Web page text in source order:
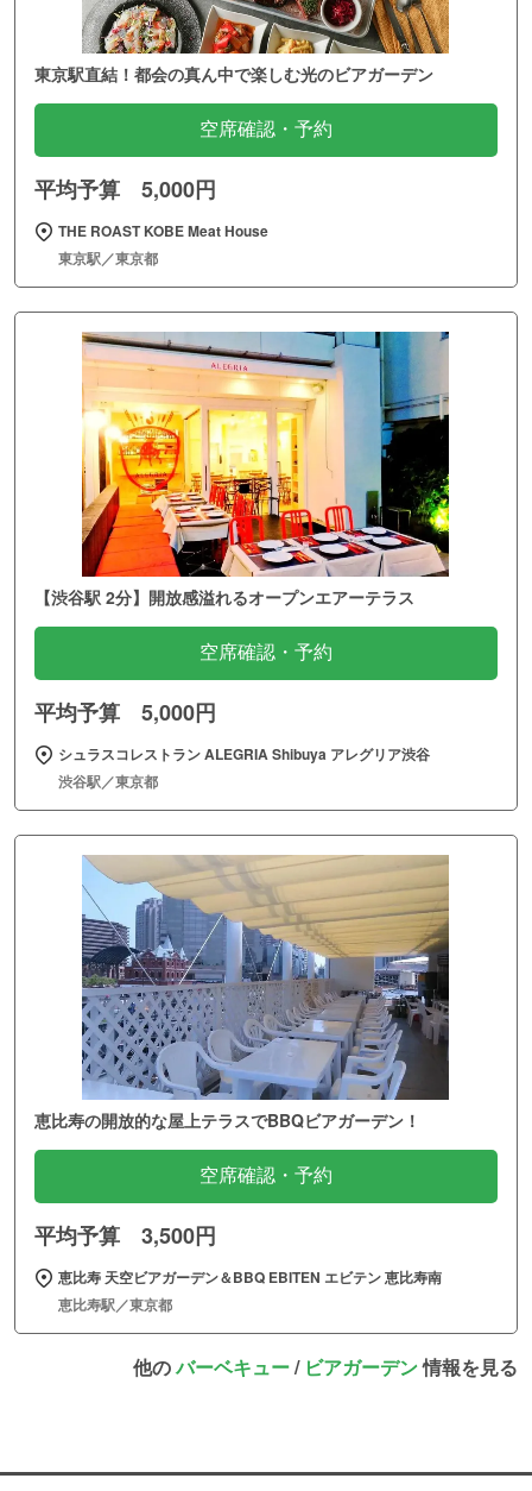
東京駅直結！都会の真ん中で楽しむ光のビアガーデン
空席確認・予約
平均予算 5,000円
THE ROAST KOBE Meat House
東京駅／東京都
【渋谷駅 2分】開放感溢れるオープンエアーテラス
空席確認・予約
平均予算 5,000円
シュラスコレストラン ALEGRIA Shibuya アレグリア渋谷
渋谷駅／東京都
恵比寿の開放的な屋上テラスでBBQビアガーデン！
空席確認・予約
平均予算 3,500円
恵比寿 天空ビアガーデン＆BBQ EBITEN エビテン 恵比寿南
恵比寿駅／東京都
他のバーベキュー/ ビアガーデン情報を見る